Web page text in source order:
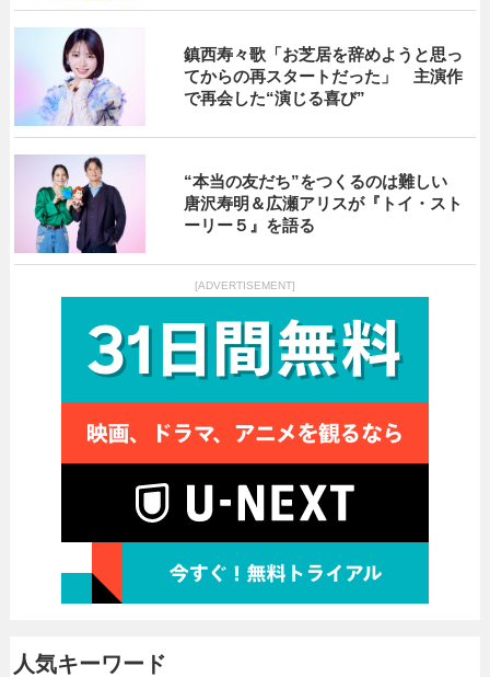
鎮西寿々歌「お芝居を辞めようと思っ
てからの再スタートだった」 主演作
で再会した“演じる喜び”
“本当の友だち”をつくるのは難しい
唐沢寿明＆広瀬アリスが『トイ・スト
ーリー５』を語る
[ADVERTISEMENT]
人気キーワード